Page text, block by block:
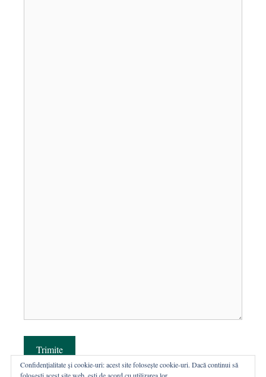
Trimite
Confidențialitate și cookie-uri: acest site folosește cookie-uri. Dacă continui să